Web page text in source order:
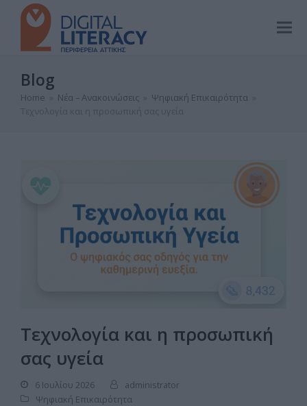
Blog
Home Νέα – Ανακοινώσεις Ψηφιακή Επικαιρότητα
Τεχνολογία και η προσωπική
σας υγεία
6 Ιουλίου 2026
administrator
Ψηφιακή Επικαιρότητα